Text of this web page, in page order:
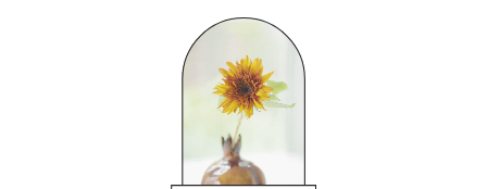
コウケンテツのヒトワザ巡り
ノーラのフィンランド旅気分
吉田羊さんの着物と12のアソビゴコロ